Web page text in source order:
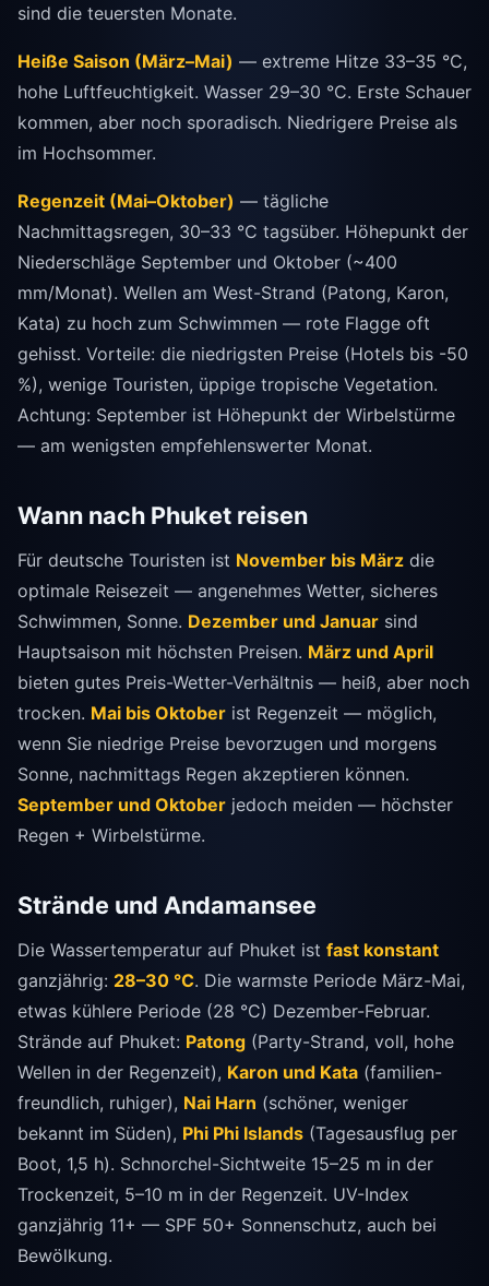
sind die teuersten Monate.
Heiße Saison (März–Mai) — extreme Hitze 33–35 °C,
hohe Luftfeuchtigkeit. Wasser 29–30 °C. Erste Schauer
kommen, aber noch sporadisch. Niedrigere Preise als
im Hochsommer.
Regenzeit (Mai–Oktober) — tägliche
Nachmittagsregen, 30–33 °C tagsüber. Höhepunkt der
Niederschläge September und Oktober (~400
mm/Monat). Wellen am West-Strand (Patong, Karon,
Kata) zu hoch zum Schwimmen — rote Flagge oft
gehisst. Vorteile: die niedrigsten Preise (Hotels bis -50
%), wenige Touristen, üppige tropische Vegetation.
Achtung: September ist Höhepunkt der Wirbelstürme
— am wenigsten empfehlenswerter Monat.
Wann nach Phuket reisen
Für deutsche Touristen ist November bis März die
optimale Reisezeit — angenehmes Wetter, sicheres
Schwimmen, Sonne. Dezember und Januar sind
Hauptsaison mit höchsten Preisen. März und April
bieten gutes Preis-Wetter-Verhältnis — heiß, aber noch
trocken. Mai bis Oktober ist Regenzeit — möglich,
wenn Sie niedrige Preise bevorzugen und morgens
Sonne, nachmittags Regen akzeptieren können.
September und Oktober jedoch meiden — höchster
Regen + Wirbelstürme.
Strände und Andamansee
Die Wassertemperatur auf Phuket ist fast konstant
ganzjährig: 28–30 °C. Die warmste Periode März-Mai,
etwas kühlere Periode (28 °C) Dezember-Februar.
Strände auf Phuket: Patong (Party-Strand, voll, hohe
Wellen in der Regenzeit), Karon und Kata (familien-
freundlich, ruhiger), Nai Harn (schöner, weniger
bekannt im Süden), Phi Phi Islands (Tagesausflug per
Boot, 1,5 h). Schnorchel-Sichtweite 15–25 m in der
Trockenzeit, 5–10 m in der Regenzeit. UV-Index
ganzjährig 11+ — SPF 50+ Sonnenschutz, auch bei
Bewölkung.